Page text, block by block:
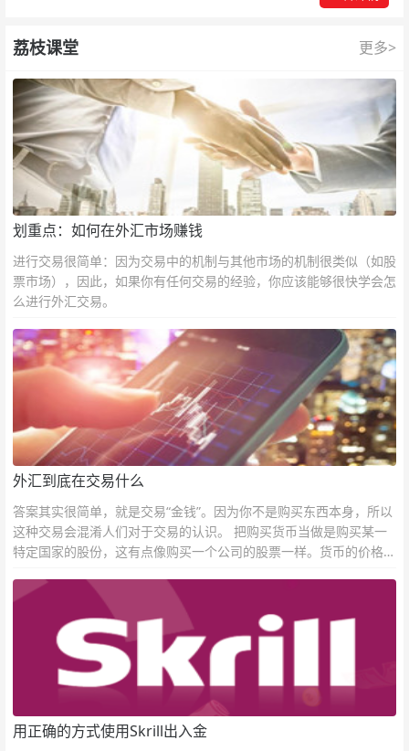
荔枝课堂 更多>
划重点：如何在外汇市场赚钱
进行交易很简单：因为交易中的机制与其他市场的机制很类似（如股
票市场），因此，如果你有任何交易的经验，你应该能够很快学会怎
么进行外汇交易。
外汇到底在交易什么
答案其实很简单，就是交易“金钱”。因为你不是购买东西本身，所以
这种交易会混淆人们对于交易的认识。 把购买货币当做是购买某一
特定国家的股份，这有点像购买一个公司的股票一样。货币的价格直
用正确的方式使用Skrill出入金